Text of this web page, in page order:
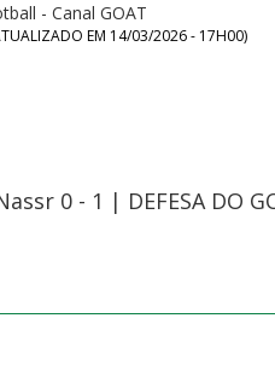
- Canal GOAT
EM 14/03/2026 - 17H00)
0 - 1 | DEFESA DO